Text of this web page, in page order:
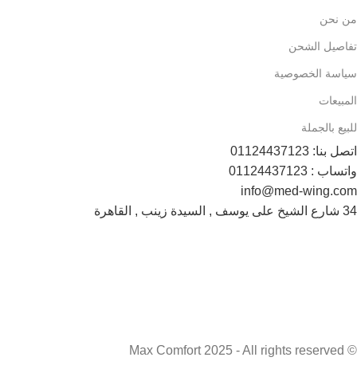
من نحن
تفاصيل الشحن
سياسة الخصوصية
المبيعات
للبيع بالجملة
اتصل بنا: 01124437123
واتساب : 01124437123
info@med-wing.com
34 شارع الشيخ على يوسف , السيدة زينب , القاهرة
© Max Comfort 2025 - All rights reserved